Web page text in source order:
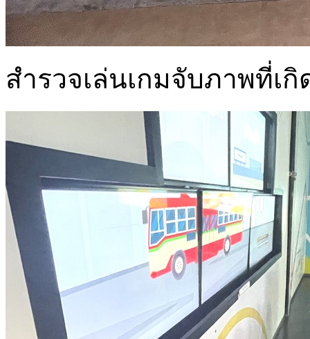
สำรวจเล่นเกมจับภาพที่เ